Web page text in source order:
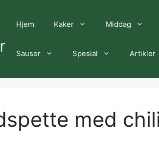
Hjem Kaker Middag
Sauser Spesial Artikler
med